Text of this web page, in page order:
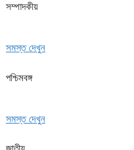
সম্পাদকীয়
সমস্ত দেখুন
পশ্চিমবঙ্গ
সমস্ত দেখুন